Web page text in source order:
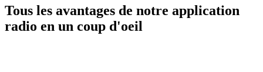
Tous les avantages de notre application
radio en un coup d'oeil